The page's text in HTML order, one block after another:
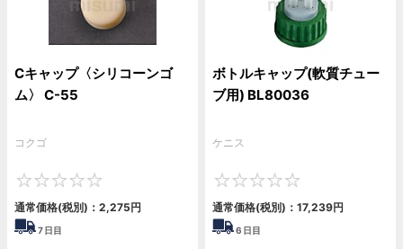
Cキャップ〈シリコーンゴ
ム〉 C-55
コクゴ
通常価格(税別)： 2,275円
7日目
ボトルキャップ(軟質チュー
ブ用) BL80036
ケニス
通常価格(税別)： 17,239円
6 日目